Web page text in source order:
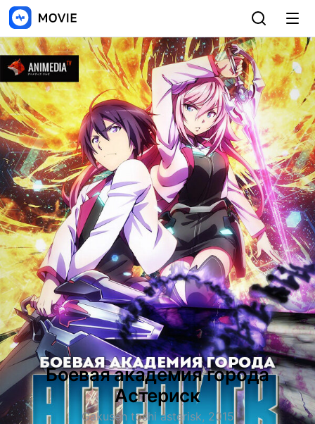
Боевая академия города
Астериск
Gakusen toshi asterisk, 2015